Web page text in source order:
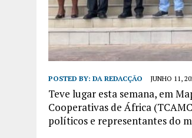
POSTED BY: DA REDACÇÃO JUNHO 11,
Teve lugar esta semana, em
Cooperativas de África
políticos e representantes do